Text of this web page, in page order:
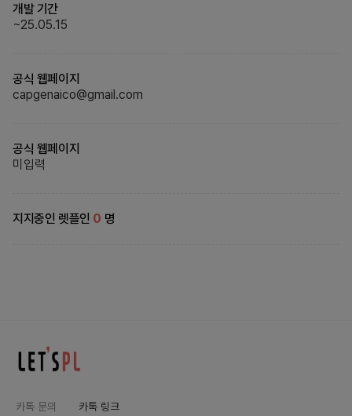
개발 기간
~25.05.15
공식 웹페이지
capgenaico@gmail.com
공식 웹페이지
미입력
지지중인 렛플인 0 명
카톡 문의
카톡 링크